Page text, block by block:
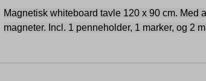
Magnetisk whiteboard tavle 120 x 90 cm. Med
magneter. Incl. 1 penneholder, 1 marker, og 2